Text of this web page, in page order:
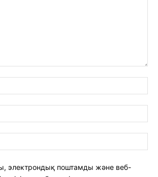
электрондық поштамды және веб-